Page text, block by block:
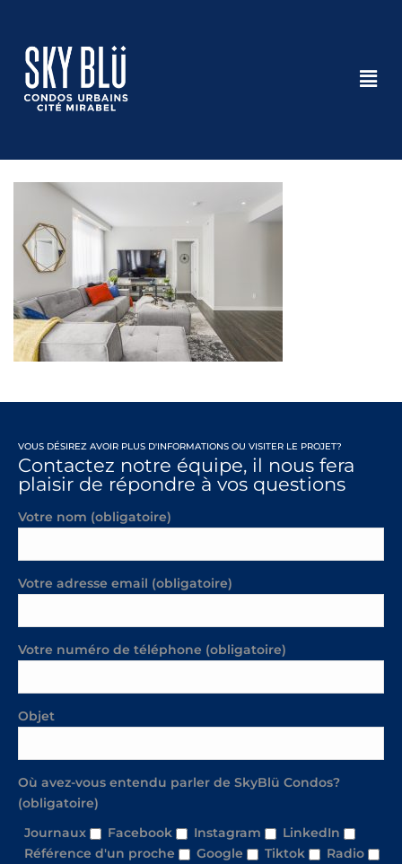
VOUS DÉSIREZ AVOIR PLUS D'INFORMATIONS OU VISITER LE PROJET?
Contactez notre équipe, il nous fera
plaisir de répondre à vos questions
Votre nom (obligatoire)
Votre adresse email (obligatoire)
Votre numéro de téléphone (obligatoire)
Objet
Où avez-vous entendu parler de SkyBlü Condos?
(obligatoire)
Journaux
Facebook Instagram
LinkedIn
Référence d'un proche
Google Tiktok
Radio